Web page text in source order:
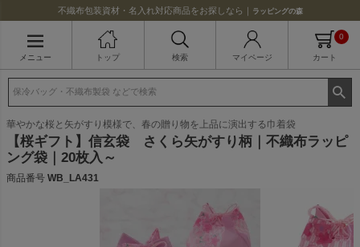
不織布包装資材・名入れ対応商品をお探しなら｜ ラッピングの森
メニュー トップ 検索 マイページ カート
0
華やかな桜と矢がすり模様で、春の贈り物を上品に演出する巾着袋
【桜ギフト】信玄袋 さくら矢がすり柄｜不織布ラッピ
ング袋｜20枚入～
商品番号 WB_LA431